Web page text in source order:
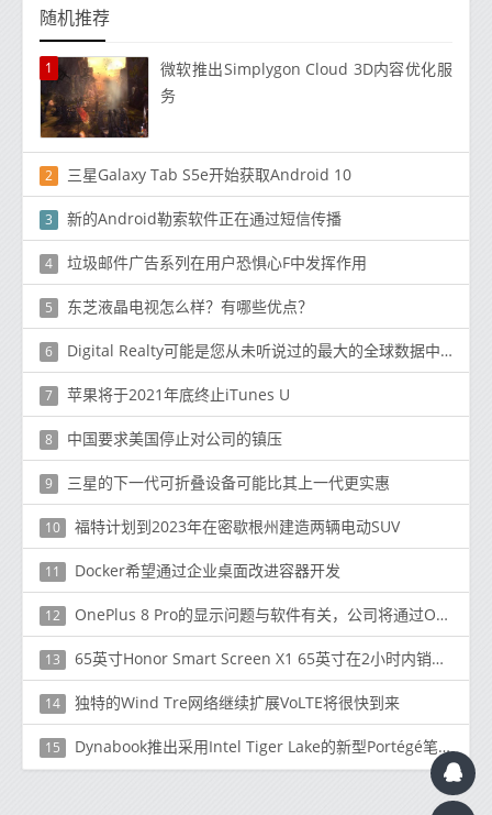
随机推荐
1
微软推出Simplygon Cloud 3D内容优化服
务
2 三星Galaxy Tab S5e开始获取Android 10
3 新的Android勒索软件正在通过短信传播
4 垃圾邮件广告系列在用户恐惧心F中发挥作用
5 东芝液晶电视怎么样？有哪些优点？
6 Digital Realty可能是您从未听说过的最大的全球数据中心
7 苹果将​​于2021年底终止iTunes U
8 中国要求美国停止对公司的镇压
9 三星的下一代可折叠设备可能比其上一代更实惠
10 福特计划到2023年在密歇根州建造两辆电动SUV
11 Docker希望通过企业桌面改进容器开发
12 OnePlus 8 Pro的显示问题与软件有关，公司将通过OTA更新修复它们
13 65英寸Honor Smart Screen X1 65英寸在2小时内销售超过10,000台
14 独特的Wind Tre网络继续扩展VoLTE将很快到来
15 Dynabook推出采用Intel Tiger Lake的新型Portégé笔记本电脑